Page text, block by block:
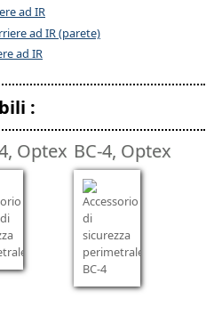
ad IR
ad IR (parete)
ad IR
:
Optex BC-4, Optex